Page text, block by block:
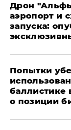
Дрон
аэропорт и
запуска:
Попытки
баллистике
о позиции